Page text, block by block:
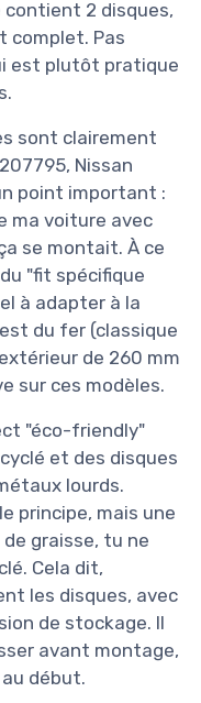
2 disques,
complet. Pas
est plutôt pratique
sont clairement
Nissan
point important :
ma voiture avec
se montait. À ce
"fit spécifique
à adapter à la
du fer (classique
de 260 mm
sur ces modèles.
"éco-friendly"
et des disques
lourds.
principe, mais une
graisse, tu ne
Cela dit,
les disques, avec
de stockage. Il
avant montage,
début.